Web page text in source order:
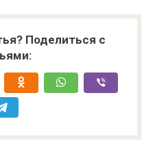
Поделиться с